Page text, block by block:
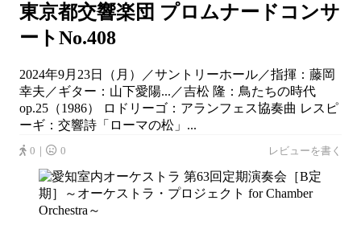
東京都交響楽団 プロムナードコンサ
ートNo.408
2024年9月23日（月）／サントリーホール／指揮：藤岡
幸夫／ギター：山下愛陽...／吉松 隆：鳥たちの時代
op.25（1986） ロドリーゴ：アランフェス協奏曲 レスピ
ーギ：交響詩「ローマの松」...
0｜ 0 レビューを書く